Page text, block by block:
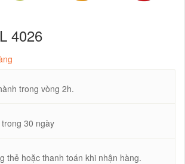
4026
trong vòng 2h.
30 ngày
thẻ hoặc thanh toán khi nhận hàng.